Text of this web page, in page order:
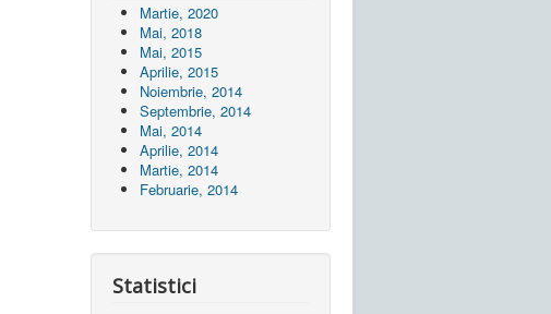
Martie, 2020
Mai, 2018
Mai, 2015
Aprilie, 2015
Noiembrie, 2014
Septembrie, 2014
Mai, 2014
Aprilie, 2014
Martie, 2014
Februarie, 2014
Statistici